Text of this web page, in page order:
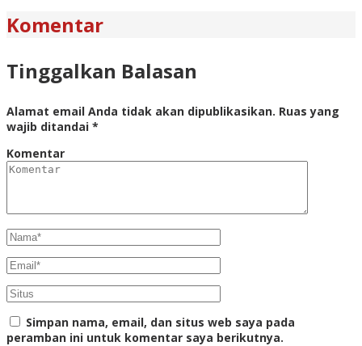
Komentar
Tinggalkan Balasan
Alamat email Anda tidak akan dipublikasikan. Ruas yang
wajib ditandai *
Komentar
Simpan nama, email, dan situs web saya pada
peramban ini untuk komentar saya berikutnya.